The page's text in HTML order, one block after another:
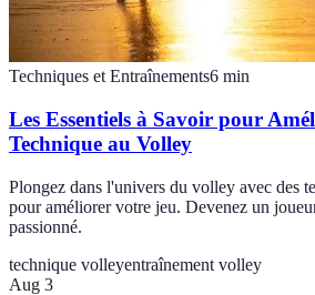
Techniques et Entraînements6 min
Les Essentiels à Savoir pour
Technique au Volley
Plongez dans l'univers du volley avec des
pour améliorer votre jeu. Devenez un
passionné.
technique volleyentraînement volley
Aug 3